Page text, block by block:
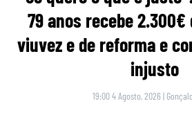
79 anos recebe 2.300€
viuvez e de reforma e
injusto
19:00 4 Agosto, 2026 |